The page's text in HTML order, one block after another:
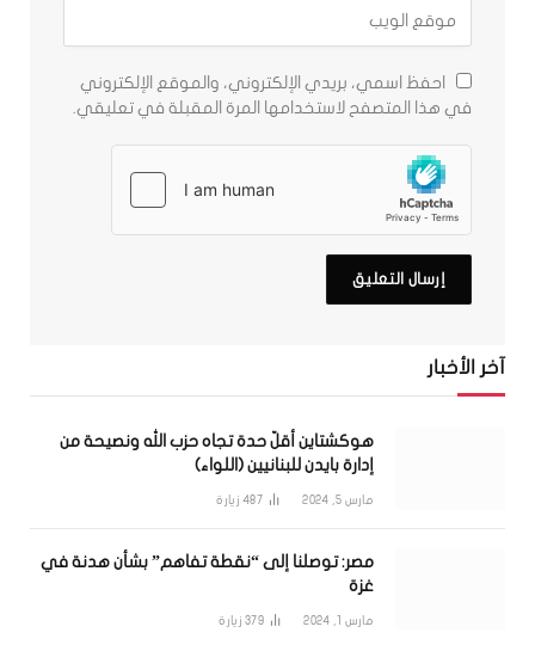
احفظ اسمي، بريدي الإلكتروني، والموقع الإلكتروني
في هذا المتصفح لاستخدامها المرة المقبلة في تعليقي.
آخر الأخبار
هوكشتاين أقلّ حدة تجاه حزب الله ونصيحة من
إدارة بايدن للبنانيين (اللواء)
مارس 5, 2024 487 زيارة
مصر: توصلنا إلى “نقطة تفاهم” بشأن هدنة في
غزة
مارس 1, 2024 379 زيارة